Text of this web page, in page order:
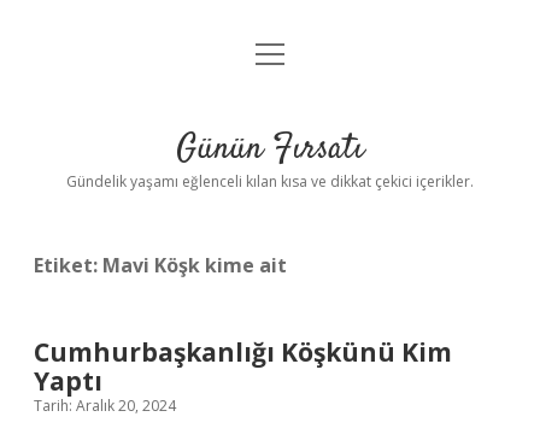
Anasayfa
Yasal Uyarı
menüyü
Günün Fırsatı
Gündelik yaşamı eğlenceli kılan kısa ve dikkat çekici içerikler.
Etiket: Mavi Köşk kime ait
Cumhurbaşkanlığı Köşkünü Kim
Yaptı
Tarih: Aralık 20, 2024